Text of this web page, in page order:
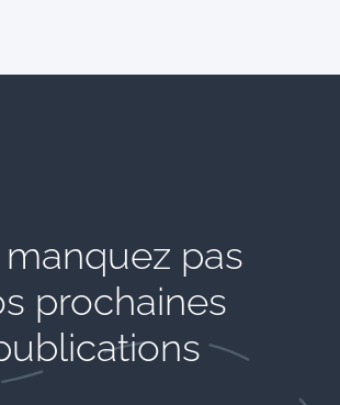
pas
prochaines